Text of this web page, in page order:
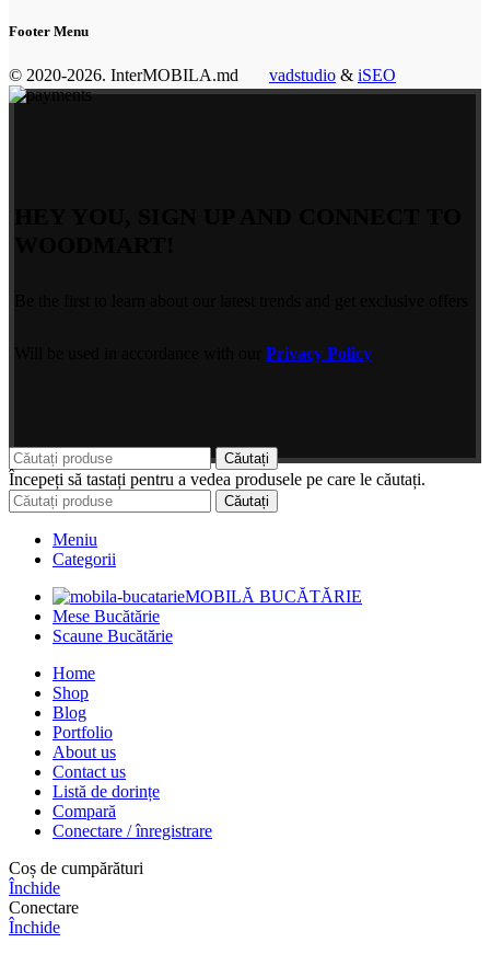
Footer Menu
© 2020-2026. InterMOBILA.md vadstudio & iSEO
Privacy Policy
Căutați
Începeți să tastați pentru a vedea produsele pe care le căutați.
Căutați
Meniu
Categorii
MOBILĂ BUCĂTĂRIE
Mese Bucătărie
Scaune Bucătărie
Home
Shop
Blog
Portfolio
About us
Contact us
Listă de dorințe
Compară
Conectare / înregistrare
Coș de cumpărături
Închide
Conectare
Închide